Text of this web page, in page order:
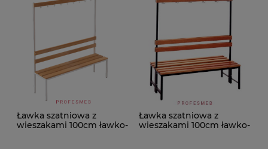
Ławka szatniowa z
wieszakami 100cm ławko-
Ławka szatniowa z
wieszakami 100cm ławko-